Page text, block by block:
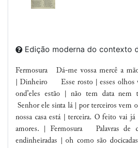
Edição moderna do contexto
Fermosura Dá-me vossa mercê a
| Dinheiro Esse rosto | esses
ond’eles estão | não tem data
Senhorele sinta lá | por terceiros vem
nossa casa está | terceira. O feito vai já
amores. | Fermosura Palavras de
endinheiradas | oh como são